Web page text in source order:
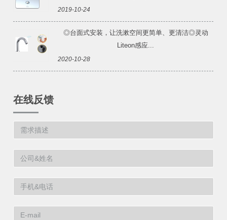
2019-10-24
◎台面式安装，让洗漱空间更简单、更清洁◎灵动
Liteon感应...
2020-10-28
在线反馈